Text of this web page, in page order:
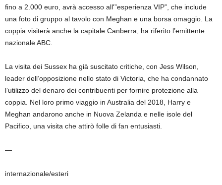
fino a 2.000 euro, avrà accesso all'”esperienza VIP”, che include
una foto di gruppo al tavolo con Meghan e una borsa omaggio. La
coppia visiterà anche la capitale Canberra, ha riferito l’emittente
nazionale ABC.
La visita dei Sussex ha già suscitato critiche, con Jess Wilson,
leader dell’opposizione nello stato di Victoria, che ha condannato
l’utilizzo del denaro dei contribuenti per fornire protezione alla
coppia. Nel loro primo viaggio in Australia del 2018, Harry e
Meghan andarono anche in Nuova Zelanda e nelle isole del
Pacifico, una visita che attirò folle di fan entusiasti.
—
internazionale/esteri